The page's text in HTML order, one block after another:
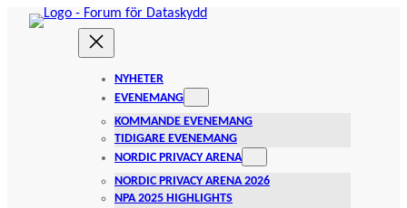
Hoppa
NYHETER
EVENEMANG
KOMMANDE EVENEMANG
TIDIGARE EVENEMANG
NORDIC PRIVACY ARENA
NORDIC PRIVACY ARENA 2026
NPA 2025 HIGHLIGHTS